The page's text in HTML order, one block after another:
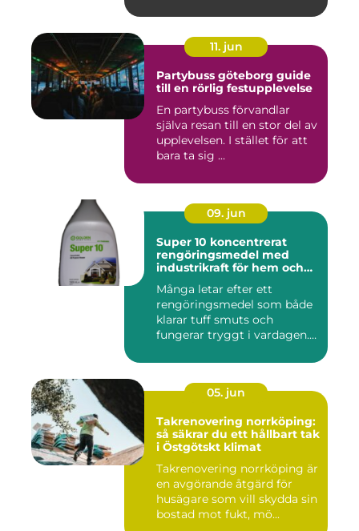
11. jun
Partybuss göteborg guide
till en rörlig festupplevelse
En partybuss förvandlar
själva resan till en stor del av
upplevelsen. I stället för att
bara ta sig ...
09. jun
Super 10 koncentrerat
rengöringsmedel med
industrikraft för hem och
Många letar efter ett
rengöringsmedel som både
klarar tuff smuts och
fungerar tryggt i vardagen.
05. jun
Takrenovering norrköping:
så säkrar du ett hållbart tak
i Östgötskt klimat
Takrenovering norrköping är
en avgörande åtgärd för
husägare som vill skydda sin
bostad mot fukt, mö...